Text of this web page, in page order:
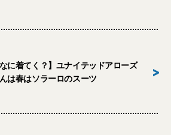
なに着てく？】ユナイテッドアローズ
は春はソラーロのスーツ
>